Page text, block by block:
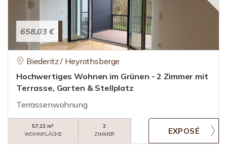
658,03 €
Biederitz / Heyrothsberge
Hochwertiges Wohnen im Grünen - 2 Zimmer mit
Terrasse, Garten & Stellplatz
Terrassenwohnung
57,22 m²
WOHNFLÄCHE
2
ZIMMER